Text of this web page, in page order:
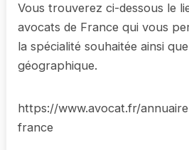
Vous trouverez ci-dessous le
avocats de France qui vous
la spécialité souhaitée ainsi
géographique.
https://www.avocat.fr/
france